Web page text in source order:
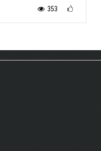
353